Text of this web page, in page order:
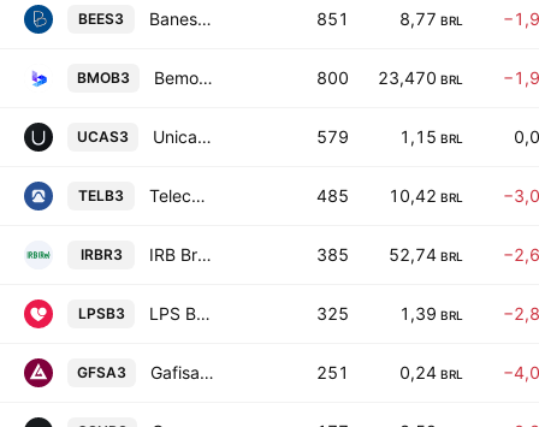
BEES3 Banestes S.A. - Banco do Estado do Espirito Santo 851 8,77 BRL
BMOB3 Bemobi Mobile Tech SA 800 23,470 BRL
UCAS3 Unicasa Industria de Moveis S.A. 579 1,15 BRL
TELB3 Telecomunicacoes Brasileiras SA 485 10,42 BRL
IRBR3 IRB Brasil Resseguros SA 385 52,74 BRL
LPSB3 LPS Brasil-Consultoria de Imoveis SA 325 1,39 BRL
GFSA3 Gafisa S.A. 251 0,24 BRL